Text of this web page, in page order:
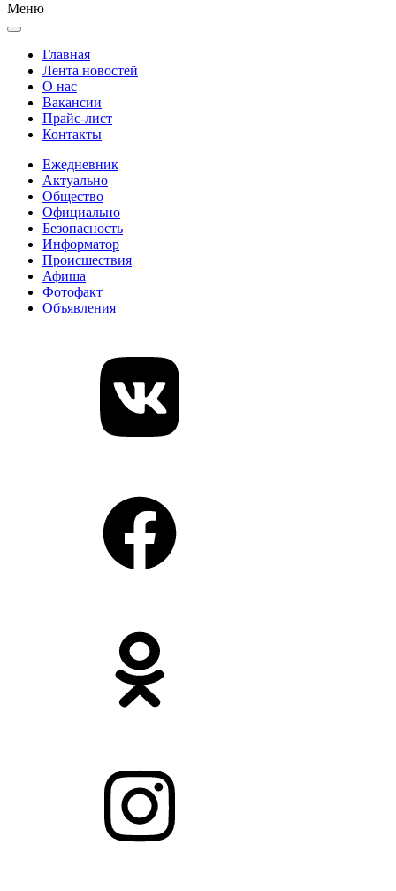
Меню
Главная
Лента новостей
О нас
Вакансии
Прайс-лист
Контакты
Ежедневник
Актуально
Общество
Официально
Безопасность
Информатор
Происшествия
Афиша
Фотофакт
Объявления